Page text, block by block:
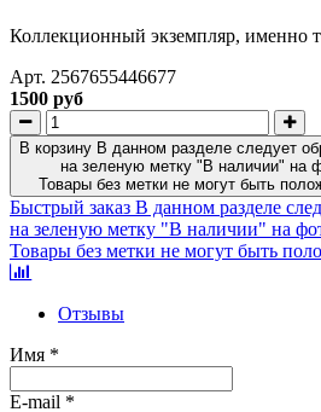
Коллекционный экземпляр, именно
Арт. 2567655446677
1500 руб
В корзину В данном разделе следует
на зеленую метку "В наличии" на
Товары без метки не могут быть
Быстрый заказ В данном разделе
на зеленую метку "В наличии" на
Товары без метки не могут быть
Отзывы
Имя *
E-mail *